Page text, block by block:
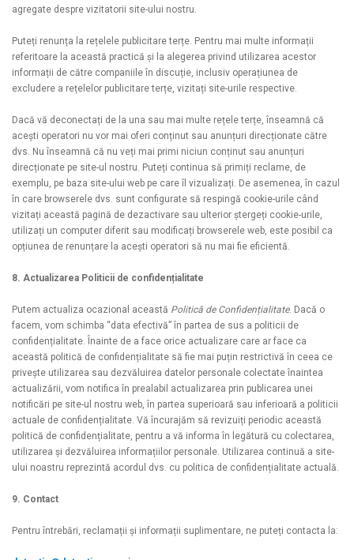
agregate despre vizitatorii site-ului nostru.
Puteți renunța la rețelele publicitare terțe. Pentru mai multe informații
referitoare la această practică și la alegerea privind utilizarea acestor
informații de către companiile în discuție, inclusiv operațiunea de
excludere a rețelelor publicitare terțe, vizitați site-urile respective.
Dacă vă deconectați de la una sau mai multe rețele terțe, înseamnă că
acești operatori nu vor mai oferi conținut sau anunțuri direcționate către
dvs. Nu înseamnă că nu veți mai primi niciun conținut sau anunțuri
direcționate pe site-ul nostru. Puteți continua să primiți reclame, de
exemplu, pe baza site-ului web pe care îl vizualizați. De asemenea, în cazul
în care browserele dvs. sunt configurate să respingă cookie-urile când
vizitați această pagină de dezactivare sau ulterior ștergeți cookie-urile,
utilizați un computer diferit sau modificați browserele web, este posibil ca
opțiunea de renunțare la acești operatori să nu mai fie eficientă.
8. Actualizarea Politicii de confidențialitate
Putem actualiza ocazional această Politică de Confidențialitate. Dacă o
facem, vom schimba “data efectivă” în partea de sus a politicii de
confidențialitate. Înainte de a face orice actualizare care ar face ca
această politică de confidențialitate să fie mai puțin restrictivă în ceea ce
privește utilizarea sau dezvăluirea datelor personale colectate înaintea
actualizării, vom notifica în prealabil actualizarea prin publicarea unei
notificări pe site-ul nostru web, în partea superioară sau inferioară a politicii
actuale de confidențialitate. Vă încurajăm să revizuiți periodic această
politică de confidențialitate, pentru a vă informa în legătură cu colectarea,
utilizarea și dezvăluirea informațiilor personale. Utilizarea continuă a site-
ului noastru reprezintă acordul dvs. cu politica de confidențialitate actuală.
9. Contact
Pentru întrebări, reclamații și informații suplimentare, ne puteți contacta la: